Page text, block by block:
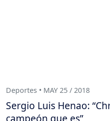
Deportes • MAY 25 / 2018
Sergio Luis Henao: